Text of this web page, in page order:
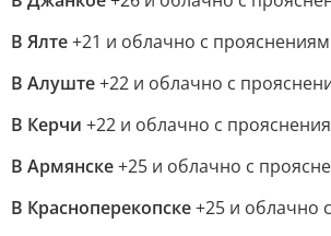
В Ялте+21 и облачно с
В Алуште+22 и облачно с
В Керчи +22 и облачно с
В Армянске+25 и облачно с
В Красноперекопске+25 и облачно